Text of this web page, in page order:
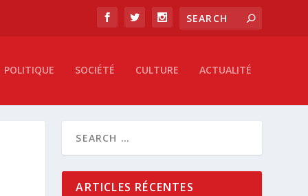
POLITIQUE SOCIÉTÉ CULTURE ACTUALITÉ
ARTICLES RÉCENTES